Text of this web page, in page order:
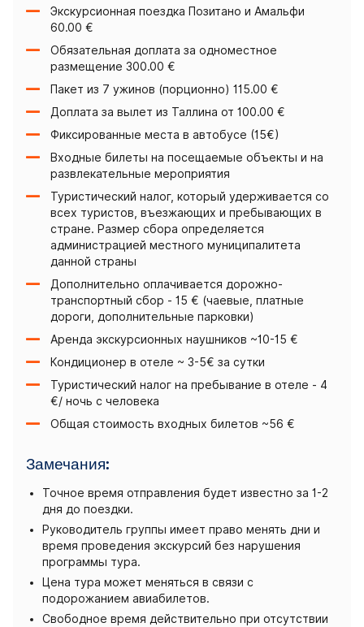
Экскурсионная поездка Позитано и Амальфи
60.00 €
Обязательная доплата за одноместное
размещение 300.00 €
Пакет из 7 ужинов (порционно) 115.00 €
Доплата за вылет из Таллина от 100.00 €
Фиксированные места в автобусе (15€)
Входные билеты на посещаемые объекты и на
развлекательные мероприятия
Туристический налог, который удерживается со
всех туристов, въезжающих и пребывающих в
стране. Размер сбора определяется
администрацией местного муниципалитета
данной страны
Дополнительно оплачивается дорожно-
транспортный сбор - 15 € (чаевые, платные
дороги, дополнительные парковки)
Аренда экскурсионных наушников ~10-15 €
Кондиционер в отеле ~ 3-5€ за сутки
Туристический налог на пребывание в отеле - 4
€/ ночь с человека
Общая стоимость входных билетов ~56 €
Замечания:
Точное время отправления будет известно за 1-2
дня до поездки.
Руководитель группы имеет право менять дни и
время проведения экскурсий без нарушения
программы тура.
Цена тура может меняться в связи с
подорожанием авиабилетов.
Свободное время действительно при отсутствии